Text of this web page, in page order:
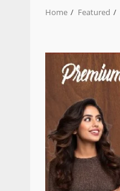
Home Featured